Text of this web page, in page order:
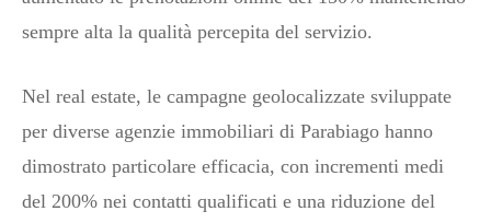
sempre alta la qualità percepita del servizio.
Nel real estate, le campagne geolocalizzate sviluppate
per diverse agenzie immobiliari di Parabiago hanno
dimostrato particolare efficacia, con incrementi medi
del 200% nei contatti qualificati e una riduzione del